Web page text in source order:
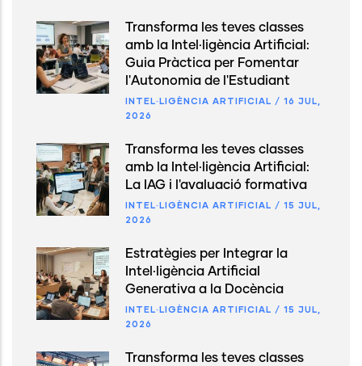
Transforma les teves classes
amb la Intel·ligència Artificial:
Guia Pràctica per Fomentar
l'Autonomia de l'Estudiant
INTEL·LIGÈNCIA ARTIFICIAL / 16 JUL,
2026
Transforma les teves classes
amb la Intel·ligència Artificial:
La IAG i l'avaluació formativa
INTEL·LIGÈNCIA ARTIFICIAL / 15 JUL,
2026
Estratègies per Integrar la
Intel·ligència Artificial
Generativa a la Docència
INTEL·LIGÈNCIA ARTIFICIAL / 15 JUL,
2026
Transforma les teves classes